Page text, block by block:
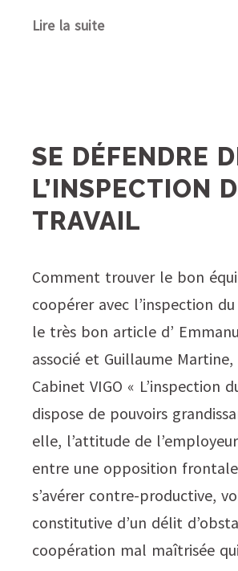
Lire la suite
SE DÉFENDRE
L’INSPECTION
TRAVAIL
Comment trouver le bon
coopérer avec l’inspection
le très bon article d’
associé et Guillaume Martine,
Cabinet VIGO « L’inspection
dispose de pouvoirs
elle, l’attitude de
entre une opposition
s’avérer contre-productive,
constitutive d’un délit
coopération mal maîtrisée